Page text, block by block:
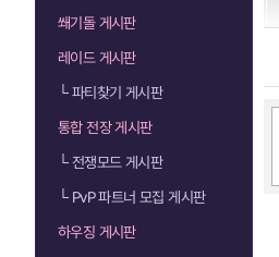
쐐기돌 게시판
레이드 게시판
└파티찾기 게시판
통합 전장 게시판
└전쟁모드 게시판
└PvP 파트너 모집 게시판
하우징 게시판